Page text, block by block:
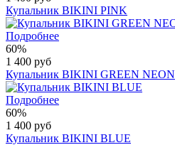
Купальник BIKINI PINK
Подробнее
60%
1 400 руб
Купальник BIKINI GREEN NEON
Подробнее
60%
1 400 руб
Купальник BIKINI BLUE